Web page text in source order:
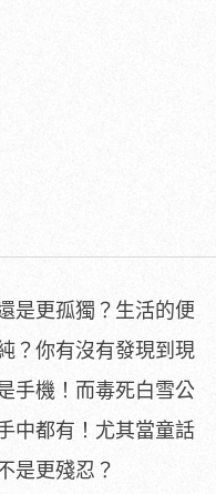
是更孤獨？生活的便
？你有沒有發現到現
手機！而毒死白雪公
中都有！尤其當童話
是更殘忍？